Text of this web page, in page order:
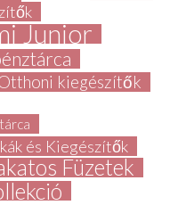
Junior
kiegészítők
és Kiegészítők
Füzetek